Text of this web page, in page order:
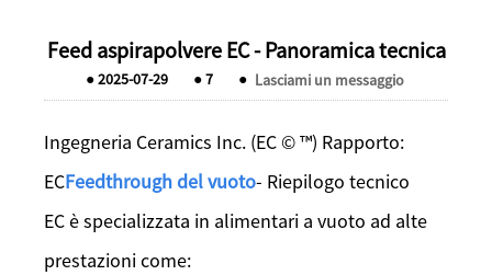
Feed aspirapolvere EC - Panoramica tecnica
●2025-07-29 ●7 ● Lasciami un messaggio
Ingegneria Ceramics Inc. (EC © ™) Rapporto:
ECFeedthrough del vuoto- Riepilogo tecnico
EC è specializzata in alimentari a vuoto ad alte
prestazioni come: